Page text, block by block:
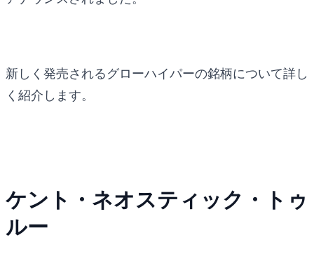
新しく発売されるグローハイパーの銘柄について詳し
く紹介します。
ケント・ネオスティック・トゥ
ルー